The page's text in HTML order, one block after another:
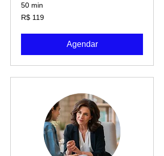
50 min
119
Reais
R$ 119
Agendar